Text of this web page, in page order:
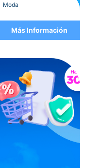
Moda
Más Información